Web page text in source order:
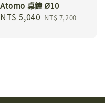
Atomo 桌鐘 Ø10
Sale
NT$ 5,040 Regular
NT$ 7,200